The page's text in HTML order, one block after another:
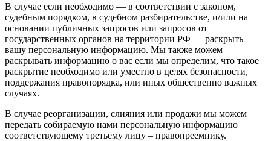
В случае если необходимо — в соответствии с законом,
судебным порядком, в судебном разбирательстве, и/или на
основании публичных запросов или запросов от
государственных органов на территории РФ — раскрыть
вашу персональную информацию. Мы также можем
раскрывать информацию о вас если мы определим, что такое
раскрытие необходимо или уместно в целях безопасности,
поддержания правопорядка, или иных общественно важных
случаях.
В случае реорганизации, слияния или продажи мы можем
передать собираемую нами персональную информацию
соответствующему третьему лицу – правопреемнику.